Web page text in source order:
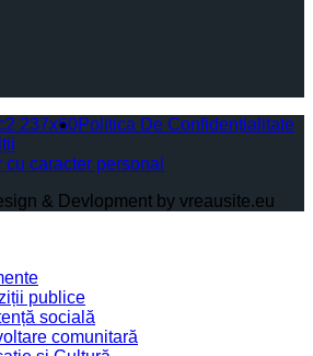
Politica De Confidențialitate
caracter personal
& Devlopment by vreausite.eu
publice
socială
comunitară